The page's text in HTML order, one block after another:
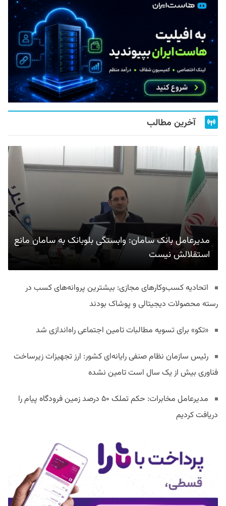
آخرین مطالب
مدیرعامل بانک سامان: وابستگی بلوبانک به سامان مانع
استقلالش نیست
اتحادیه کسب‌وکارهای مجازی: بیشترین پروانه‌های کسب در
رسته محصولات دیجیتالی و پوشاک بودند
«تکو» برای تسویه مطالبات تامین اجتماعی راه‌اندازی شد
رئیس سازمان نظام صنفی رایانه‌ای کشور: ارز تجهیزات زیرساخت
فناوری بیش از یک سال است تامین نشده
مدیرعامل مخابرات: حکم تملک ۵۰ درصد زمین فرودگاه پیام را
دریافت کردیم